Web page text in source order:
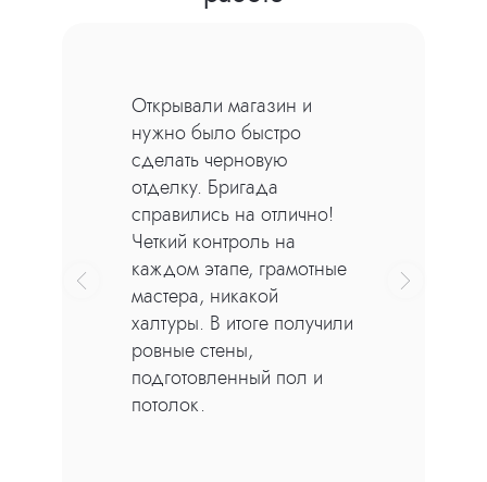
мы используем высококачественные
материалы гипсовой и цементно-
песчанной штукатурки
от 600 руб/м2
Механизированная
штукатурка
Полусухая стяжка
пола
Полусухая стяжка пола — технология
Строили загородный дом
и искали подрядчика на
черновую отделку.
Мастера выполнили все
работы: штукатурку,
шпаклевку, стяжку пола.
Все в срок, слаженная
работа команды, никаких
задержек. Готовая база
под финишную отделку,
надежный исполнитель!